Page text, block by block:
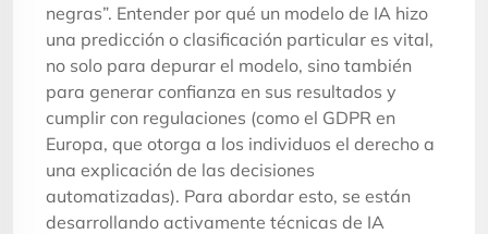
negras”. Entender por qué un modelo de IA hizo
una predicción o clasificación particular es vital,
no solo para depurar el modelo, sino también
para generar confianza en sus resultados y
cumplir con regulaciones (como el GDPR en
Europa, que otorga a los individuos el derecho a
una explicación de las decisiones
automatizadas). Para abordar esto, se están
desarrollando activamente técnicas de IA